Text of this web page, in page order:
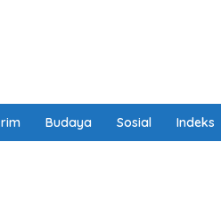
Budaya Sosial Indeks